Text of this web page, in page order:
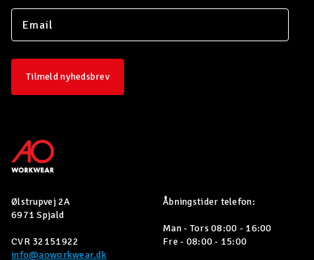
Tilmeld nyhedsbrev
Ølstrupvej 2A
6971 Spjald
CVR 32151922
info@aoworkwear.dk
Åbningstider telefon:
Man - Tors 08:00 - 16:00
Fre - 08:00 - 15:00